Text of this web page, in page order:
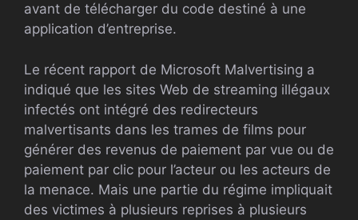
avant de télécharger du code destiné à une
application d’entreprise.
Le récent rapport de Microsoft Malvertising a
indiqué que les sites Web de streaming illégaux
infectés ont intégré des redirecteurs
malvertisants dans les trames de films pour
générer des revenus de paiement par vue ou de
paiement par clic pour l’acteur ou les acteurs de
la menace. Mais une partie du régime impliquait
des victimes à plusieurs reprises à plusieurs